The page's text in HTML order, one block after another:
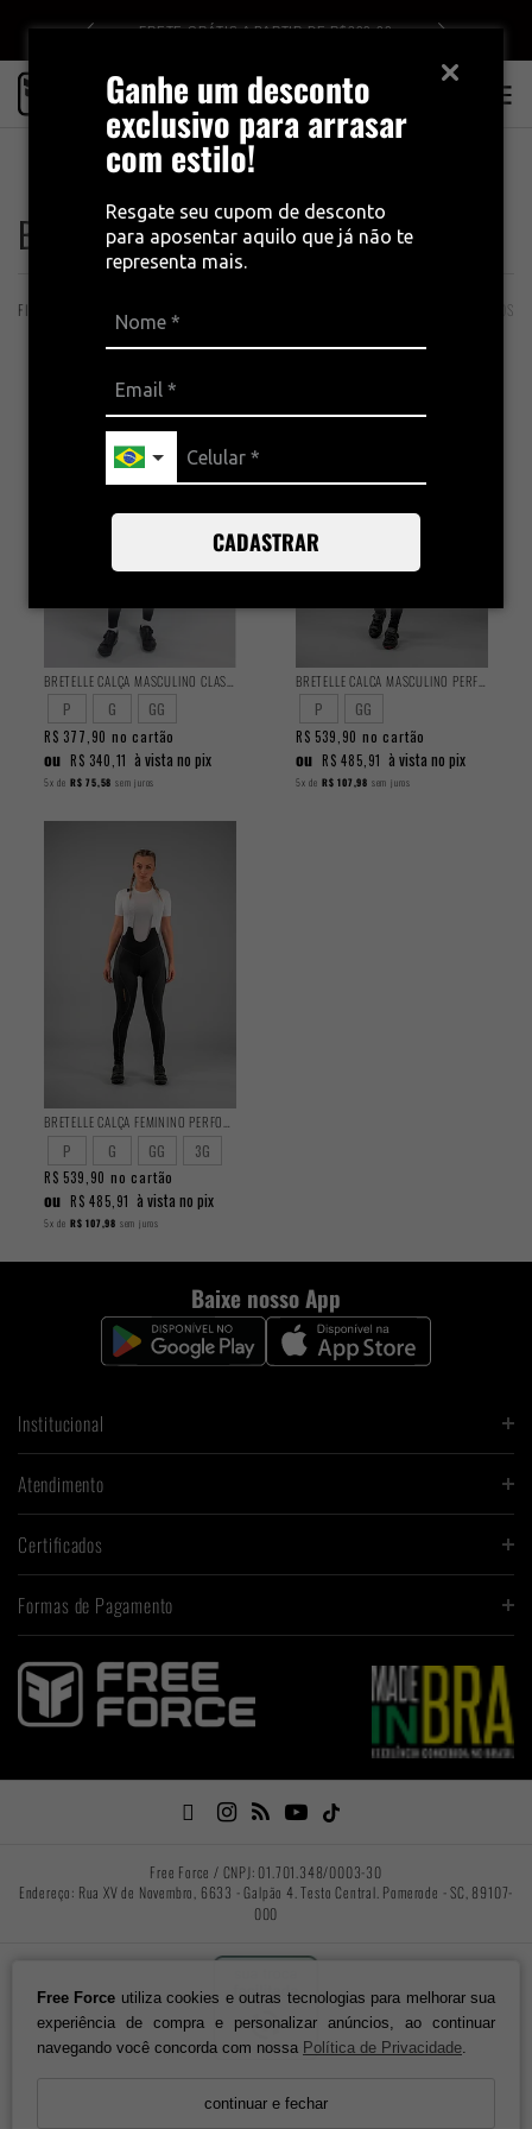
Ganhe um desconto
exclusivo para arrasar
com estilo!
Resgate seu cupom de desconto
para aposentar aquilo que já não te
representa mais.
CADASTRAR
R$499 FRETE GRÁTIS A PARTIR DE R$399,00
Free Force utiliza cookies e outras tecnologias para melhorar sua
experiência de compra e personalizar anúncios, ao continuar
navegando você concorda com nossa Política de Privacidade.
continuar e fechar
TODOS OS PRODUTOS
BRETELLE CALÇA
FILTROS 3 PRODUTOS
P G GG
R$ 377,90 no cartão
ou R$ 340,11 à vista no pix
5x de R$ 75,58 sem juros
P GG
R$ 539,90 no cartão
ou R$ 485,91 à vista no pix
5x de R$ 107,98 sem juros
BRETELLE CALÇA FEMININO PERFORMANCE
P G GG 3G
R$ 539,90 no cartão
ou R$ 485,91 à vista no pix
5x de R$ 107,98 sem juros
Baixe nosso App
Institucional
Atendimento
Certificados
Formas de Pagamento

Free Force / CNPJ: 01.701.348/0003-30
Endereço: Rua XV de Novembro, 6633 - Galpão 4. Testo Central. Pomerode - SC, 89107-
000